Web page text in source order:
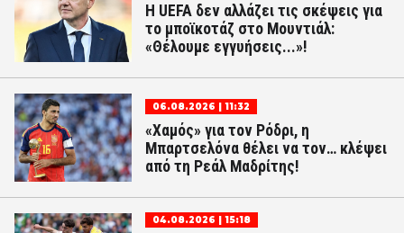
Η UEFA δεν αλλάζει τις σκέψεις για
το μποϊκοτάζ στο Μουντιάλ:
«Θέλουμε εγγυήσεις...»!
06.08.2026 | 11:32
«Χαμός» για τον Ρόδρι, η
Μπαρτσελόνα θέλει να τον… κλέψει
από τη Ρεάλ Μαδρίτης!
04.08.2026 | 15:18